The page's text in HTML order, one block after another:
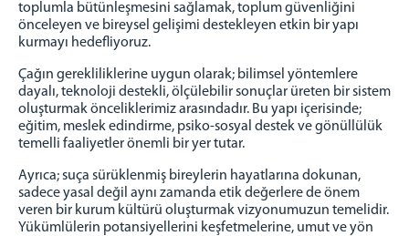
İyileştirme Hizmetleri
Bağımlılıkla Mücadele
Manevi Rehberlik
Elektronik İzleme
PROJELER
Genel Bilgi
Yürütülen Projeler
GÖNÜLLÜ OL
toplumla bütünleşmesini sağlamak, toplum güvenliğini
önceleyen ve bireysel gelişimi destekleyen etkin bir yapı
kurmayı hedefliyoruz.
Çağın gerekliliklerine uygun olarak; bilimsel yöntemlere
dayalı, teknoloji destekli, ölçülebilir sonuçlar üreten bir sistem
oluşturmak önceliklerimiz arasındadır. Bu yapı içerisinde;
eğitim, meslek edindirme, psiko-sosyal destek ve gönüllülük
temelli faaliyetler önemli bir yer tutar.
Ayrıca; suça sürüklenmiş bireylerin hayatlarına dokunan,
sadece yasal değil aynı zamanda etik değerlere de önem
veren bir kurum kültürü oluşturmak vizyonumuzun temelidir.
Yükümlülerin potansiyellerini keşfetmelerine, umut ve yön